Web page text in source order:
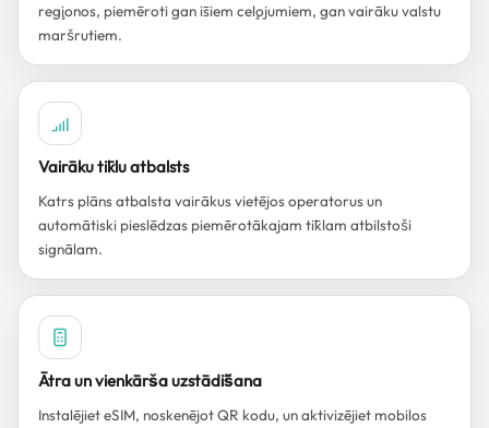
reģionos, piemēroti gan īsiem ceļojumiem, gan vairāku valstu
maršrutiem.
Vairāku tīklu atbalsts
Katrs plāns atbalsta vairākus vietējos operatorus un
automātiski pieslēdzas piemērotākajam tīklam atbilstoši
signālam.
Ātra un vienkārša uzstādīšana
Instalējiet eSIM, noskenējot QR kodu, un aktivizējiet mobilos